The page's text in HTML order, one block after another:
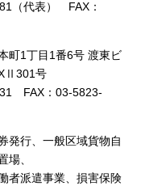
（代表） FAX：
町1丁目1番6号 渡東ビ
号
FAX：03-5823-
発行、一般区域貨物自
場、
者派遣事業、損害保険